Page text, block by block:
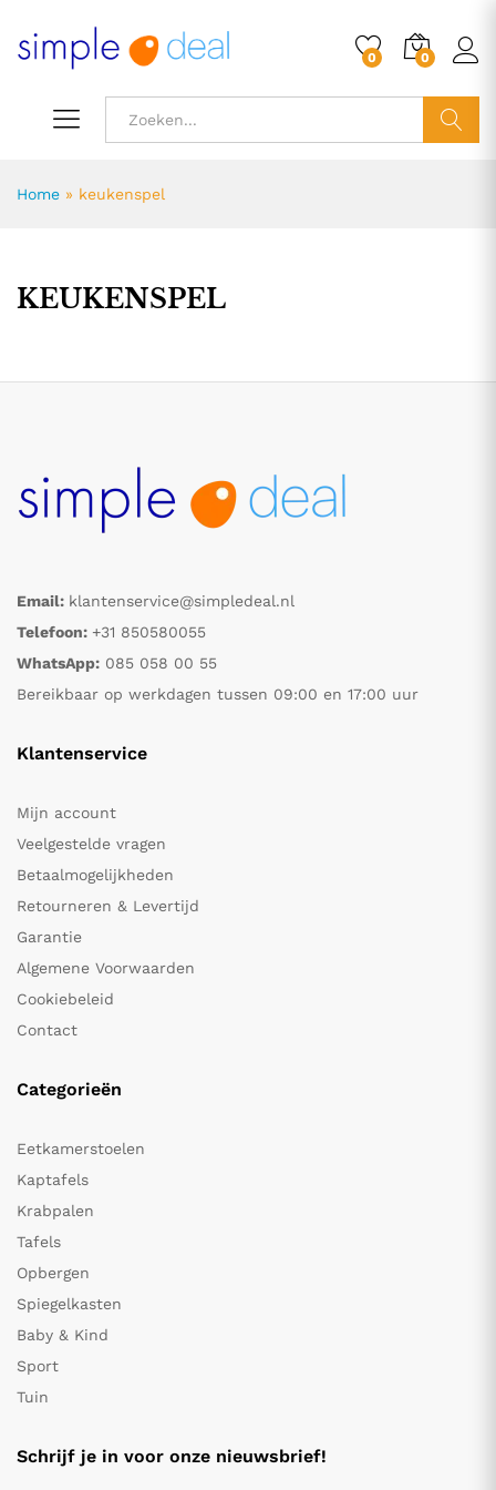
0 0
Home » keukenspel
KEUKENSPEL
Email: klantenservice@simpledeal.nl
Telefoon: +31 850580055
WhatsApp: 085 058 00 55
Bereikbaar op werkdagen tussen 09:00 en 17:00 uur
Klantenservice
Mijn account
Veelgestelde vragen
Betaalmogelijkheden
Retourneren & Levertijd
Garantie
Algemene Voorwaarden
Cookiebeleid
Contact
Categorieën
Eetkamerstoelen
Kaptafels
Krabpalen
Tafels
Opbergen
Spiegelkasten
Baby & Kind
Sport
Tuin
Schrijf je in voor onze nieuwsbrief!